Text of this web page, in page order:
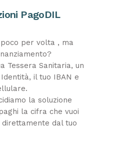
PagoDIL
per volta , ma
Tessera Sanitaria, un
il tuo IBAN e
la soluzione
la cifra che vuoi
dal tuo